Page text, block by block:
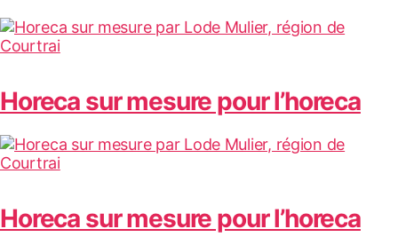
Horeca sur mesure pour l’horeca
Horeca sur mesure pour l’horeca